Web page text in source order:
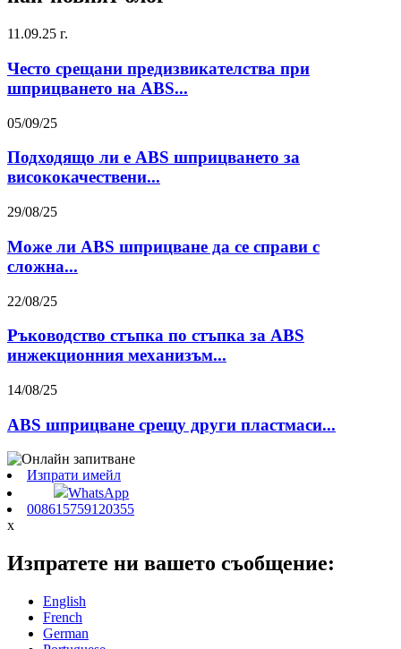
11.09.25 г.
Често срещани предизвикателства при
шприцването на ABS...
05/09/25
Подходящо ли е ABS шприцването за
висококачествени...
29/08/25
Може ли ABS шприцване да се справи с
сложна...
22/08/25
Ръководство стъпка по стъпка за ABS
инжекционния механизъм...
14/08/25
ABS шприцване срещу други пластмаси...
Изпрати имейл
WhatsApp
008615759120355
x
Изпратете ни вашето съобщение:
English
French
German